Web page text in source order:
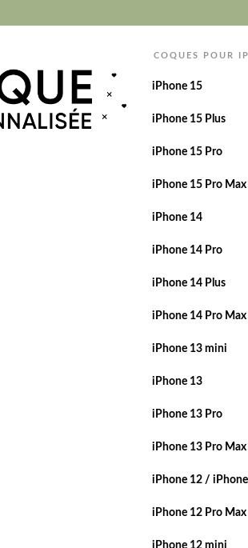
COQUES POUR
iPhone 15
iPhone 15 Plus
iPhone 15 Pro
iPhone 15 Pro Max
iPhone 14
iPhone 14 Pro
iPhone 14 Plus
iPhone 14 Pro Max
iPhone 13 mini
iPhone 13
iPhone 13 Pro
iPhone 13 Pro Max
iPhone 12 /
iPhone 12 Pro Max